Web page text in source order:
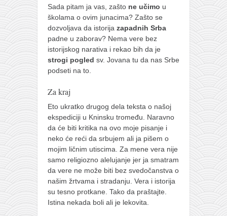
Sada pitam ja vas, zašto ne učimo u
školama o ovim junacima? Zašto se
dozvoljava da istorija zapadnih Srba
padne u zaborav? Nema vere bez
istorijskog narativa i rekao bih da je
strogi pogled sv. Jovana tu da nas Srbe
podseti na to.
Za kraj
Eto ukratko drugog dela teksta o našoj
ekspediciji u Kninsku tromeđu. Naravno
da će biti kritika na ovo moje pisanje i
neko će reći da srbujem ali ja pišem o
mojim ličnim utiscima. Za mene vera nije
samo religiozno alelujanje jer ja smatram
da vere ne može biti bez svedočanstva o
našim žrtvama i stradanju. Vera i istorija
su tesno protkane. Tako da praštajte.
Istina nekada boli ali je lekovita.